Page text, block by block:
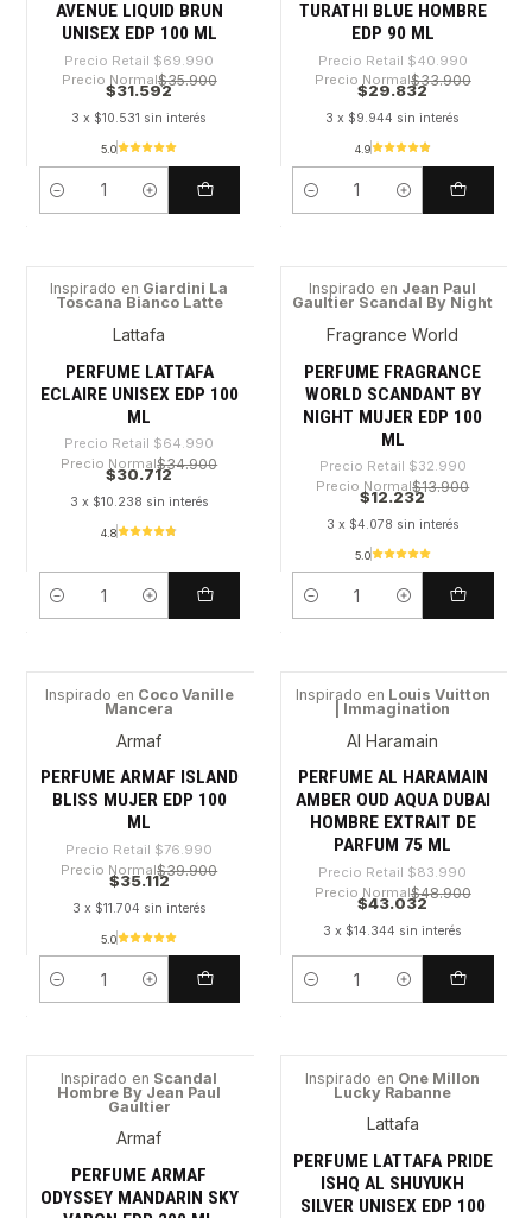
AVENUE LIQUID BRUN
UNISEX EDP 100 ML
Precio Retail $69.990
Precio Normal$35.900
$31.592
3 x $10.531 sin interés
5.0
Cantidad
TURATHI BLUE HOMBRE
EDP 90 ML
Precio Retail $40.990
Precio Normal$33.900
$29.832
3 x $9.944 sin interés
4.9
Cantidad
-52%
Inspirado en Giardini La
Toscana Bianco Latte
Lattafa
PERFUME LATTAFA
ECLAIRE UNISEX EDP 100
ML
Precio Retail $64.990
Precio Normal$34.900
$30.712
3 x $10.238 sin interés
4.8
Cantidad
-62%
Inspirado en Jean Paul
Gaultier Scandal By Night
Fragrance World
PERFUME FRAGRANCE
WORLD SCANDANT BY
NIGHT MUJER EDP 100
ML
Precio Retail $32.990
Precio Normal$13.900
$12.232
3 x $4.078 sin interés
5.0
Cantidad
Inspirado en Coco Vanille
Mancera
Armaf
PERFUME ARMAF ISLAND
BLISS MUJER EDP 100
ML
Precio Retail $76.990
Precio Normal$39.900
$35.112
3 x $11.704 sin interés
5.0
Cantidad
-48%
Inspirado en Louis Vuitton
| Immagination
Al Haramain
PERFUME AL HARAMAIN
AMBER OUD AQUA DUBAI
HOMBRE EXTRAIT DE
PARFUM 75 ML
Precio Retail $83.990
Precio Normal$48.900
$43.032
3 x $14.344 sin interés
Cantidad
-28%
Inspirado en Scandal
Hombre By Jean Paul
Gaultier
Armaf
PERFUME ARMAF
ODYSSEY MANDARIN SKY
-61%
Inspirado en One Millon
Lucky Rabanne
Lattafa
PERFUME LATTAFA PRIDE
ISHQ AL SHUYUKH
SILVER UNISEX EDP 100